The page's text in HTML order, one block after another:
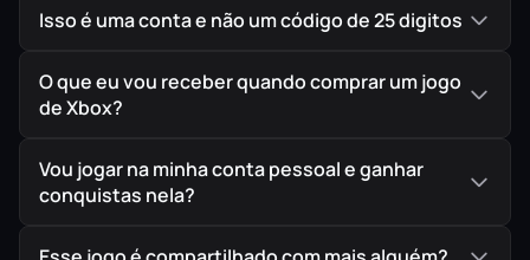
Isso é uma conta e não um código de 25 digitos
O que eu vou receber quando comprar um jogo
de Xbox?
Vou jogar na minha conta pessoal e ganhar
conquistas nela?